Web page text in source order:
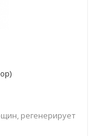
регенерирует